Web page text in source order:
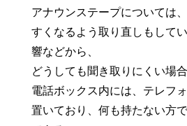
アナウンステープについては
すくなるよう取り直しもして
響などから、
どうしても聞き取りにくい場合
電話ボックス内には、テレフ
置いており、何も持たない方